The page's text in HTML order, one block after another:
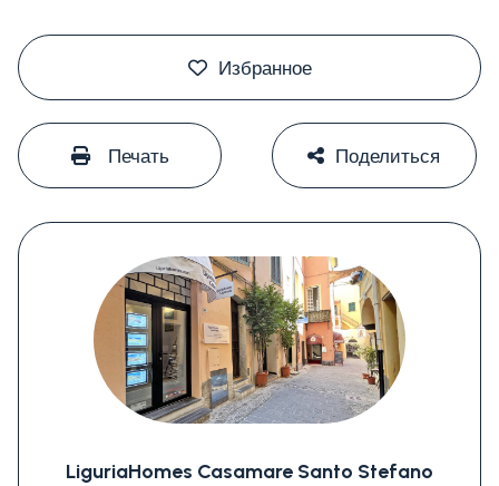
Избранное
Печать Поделиться
LiguriaHomes Casamare Santo Stefano